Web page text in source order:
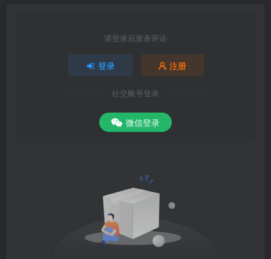
请登录后发表评论
登录 注册
社交账号登录
微信登录